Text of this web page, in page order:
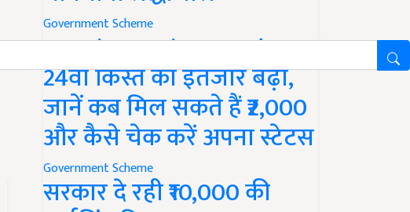
Government Scheme
PM Kisan Yojana Update:
24वीं किस्त का इंतजार बढ़ा,
जानें कब मिल सकते हैं ₹2,000
और कैसे चेक करें अपना स्टेटस
Government Scheme
सरकार दे रही ₹10,000 की